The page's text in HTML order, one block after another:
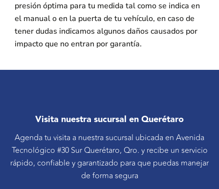
presión óptima para tu medida tal como se indica en
el manual o en la puerta de tu vehículo, en caso de
tener dudas indicamos algunos daños causados por
impacto que no entran por garantía.
Visita nuestra sucursal en Querétaro
Agenda tu visita a nuestra sucursal ubicada en Avenida
Tecnológico #30 Sur Querétaro, Qro. y recibe un servicio
rápido, confiable y garantizado para que puedas manejar
de forma segura